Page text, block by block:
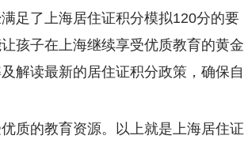
足了上海居住证积分模拟120分的要
孩子在上海继续享受优质教育的黄金
解读最新的居住证积分政策，确保自
质的教育资源。以上就是上海居住证